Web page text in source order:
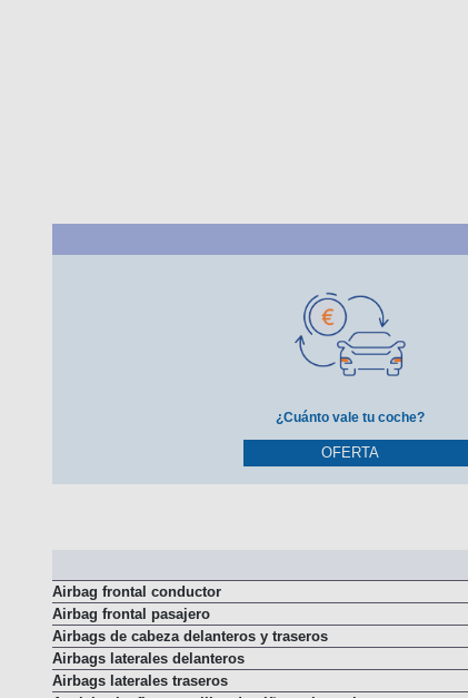
¿Cuánto vale tu coche?
OFERTA
Airbag frontal conductor
Airbag frontal pasajero
Airbags de cabeza delanteros y traseros
Airbags laterales delanteros
Airbags laterales traseros